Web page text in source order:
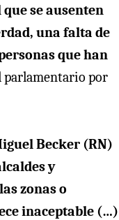
que se ausenten
una falta de
que han
parlamentario por
Becker (RN)
y
zonas o
inaceptable (…)